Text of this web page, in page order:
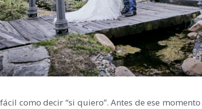
como decir “si quiero”. Antes de ese